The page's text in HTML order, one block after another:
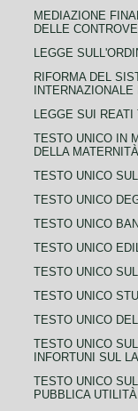
MEDIAZIONE
DELLE
LEGGE
RIFORMA DEL
LEGGE SUI REATI
TESTO UNICO IN
DELLA
TESTO UNICO
TESTO UNICO
TESTO UNICO
TESTO UNICO
TESTO UNICO
TESTO UNICO
TESTO UNICO
TESTO UNICO
INFORTUNI SUL
TESTO UNICO
PUBBLICA UTILITÀ